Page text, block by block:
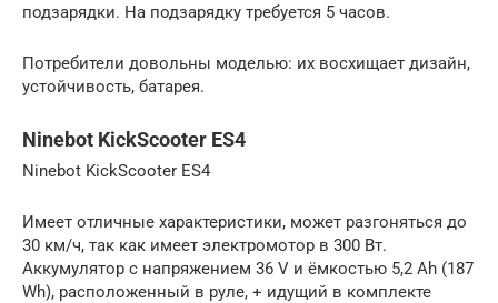
подзарядки. На подзарядку требуется 5 часов.
Потребители довольны моделью: их восхищает дизайн,
устойчивость, батарея.
Ninebot KickScooter ES4
Ninebot KickScooter ES4
Имеет отличные характеристики, может разгоняться до
30 км/ч, так как имеет электромотор в 300 Вт.
Аккумулятор с напряжением 36 V и ёмкостью 5,2 Ah (187
Wh), расположенный в руле, + идущий в комплекте